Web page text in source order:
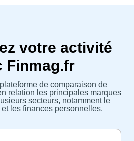
votre activité
Finmag.fr
de comparaison de
relation les principales marques
secteurs, notamment le
les finances personnelles.